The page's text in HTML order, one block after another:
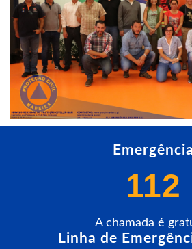
Emergência
112
A chamada é
Linha de